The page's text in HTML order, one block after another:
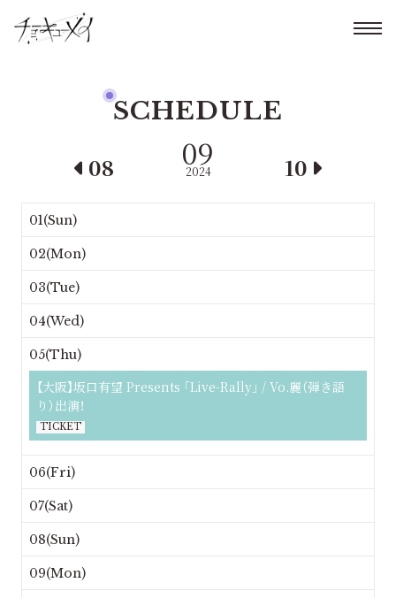
SCHEDULE
09
2024
08 10
01(Sun)
02(Mon)
03(Tue)
04(Wed)
05(Thu)
【大阪】坂口有望 Presents ｢Live-Rally｣ / Vo.麗（弾き語
り）出演！
TICKET
06(Fri)
07(Sat)
08(Sun)
09(Mon)